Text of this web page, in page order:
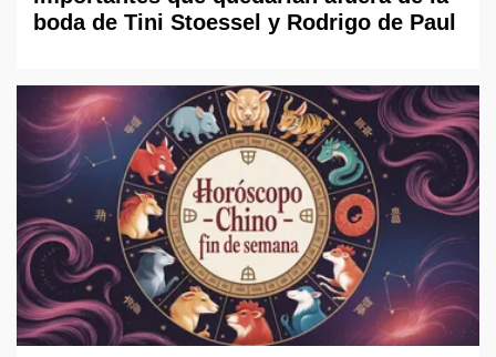
boda de Tini Stoessel y Rodrigo de Paul